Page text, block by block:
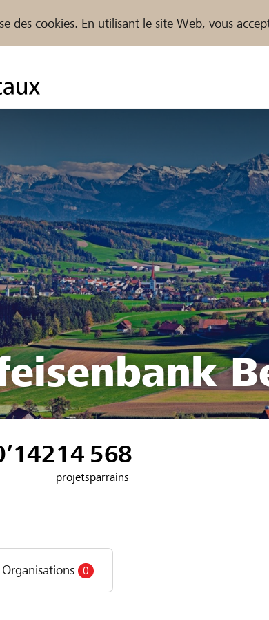
des cookies. En utilisant le site Web, vous
et des organisations
14
projets
568
parrains
Organisations 0